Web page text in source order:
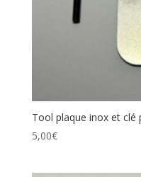
Tool plaque inox et clé
5,00€